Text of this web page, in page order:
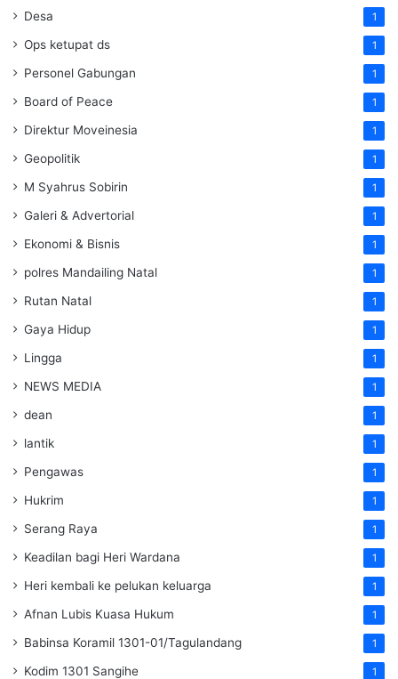
Desa 1
Ops ketupat ds 1
Personel Gabungan 1
Board of Peace 1
Direktur Moveinesia 1
Geopolitik 1
M Syahrus Sobirin 1
Galeri & Advertorial 1
Ekonomi & Bisnis 1
polres Mandailing Natal 1
Rutan Natal 1
Gaya Hidup 1
Lingga 1
NEWS MEDIA 1
dean 1
lantik 1
Pengawas 1
Hukrim 1
Serang Raya 1
Keadilan bagi Heri Wardana 1
Heri kembali ke pelukan keluarga 1
Afnan Lubis Kuasa Hukum 1
Babinsa Koramil 1301-01/Tagulandang 1
Kodim 1301 Sangihe 1